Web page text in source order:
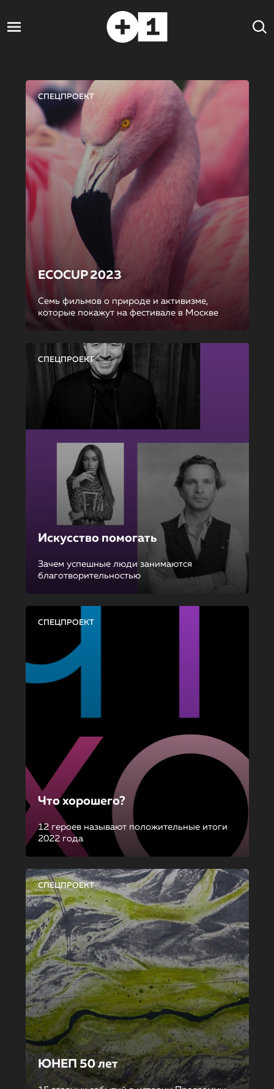
СПЕЦПРОЕКТ
ECOCUP 2023
Семь фильмов о природе и активизме,
которые покажут на фестивале в Москве
СПЕЦПРОЕКТ
Искусство помогать
Зачем успешные люди занимаются
благотворительностью
СПЕЦПРОЕКТ
Что хорошего?
12 героев называют положительные итоги
2022 года
СПЕЦПРОЕКТ
ЮНЕП 50 лет